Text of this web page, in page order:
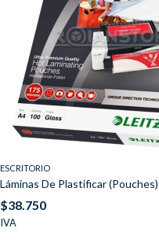
ESCRITORIO
Láminas De Plastificar
$38.750
IVA